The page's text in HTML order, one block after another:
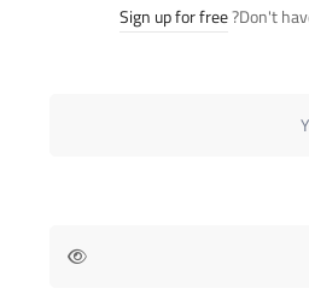
Don't
Sign up for free